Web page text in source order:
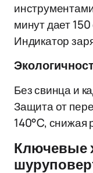
минут дает
Индикатор
Без свинца и
Защита от
140°C, снижая
Ключевые